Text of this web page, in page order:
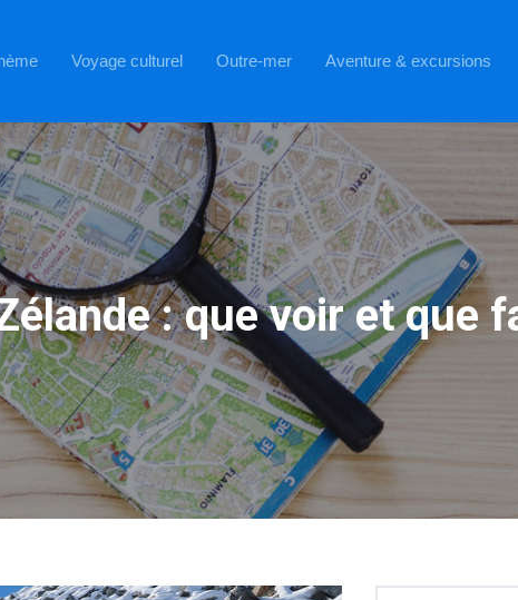
Voyage culturel Outre-mer Aventure & excursions
: que voir et que